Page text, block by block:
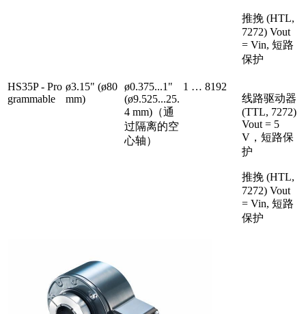
推挽 (HTL,
7272) Vout
= Vin, 短路
保护
HS35P - Pro
grammable
ø3.15" (ø80
mm)
ø0.375...1"
(ø9.525...25.
4 mm)（通
过隔离的空
心轴）
1 … 8192
线路驱动器
(TTL, 7272)
Vout = 5
V，短路保
护
推挽 (HTL,
7272) Vout
= Vin, 短路
保护